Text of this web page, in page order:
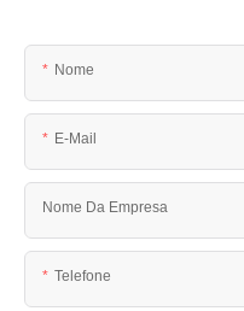
Nome
E-Mail
Nome Da Empresa
Telefone